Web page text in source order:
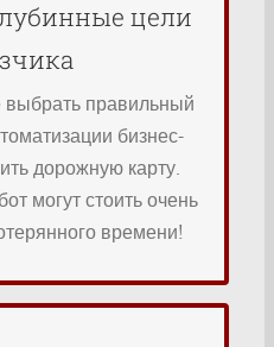
цели
выбрать правильный
бизнес-
дорожную карту.
могут стоить очень
времени!
/ аудит бизнес-
опыт и несколько
стратегию,
идти в
/ очно.